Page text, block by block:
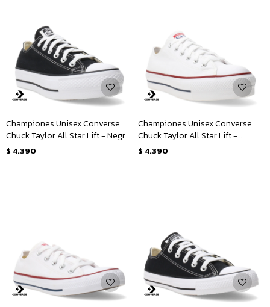
Championes Unisex Converse
Chuck Taylor All Star Lift - Negro
- Blanco
$ 4.390
Championes Unisex Converse
Chuck Taylor All Star Lift -
Blanco - Rojo - Azul
$ 4.390